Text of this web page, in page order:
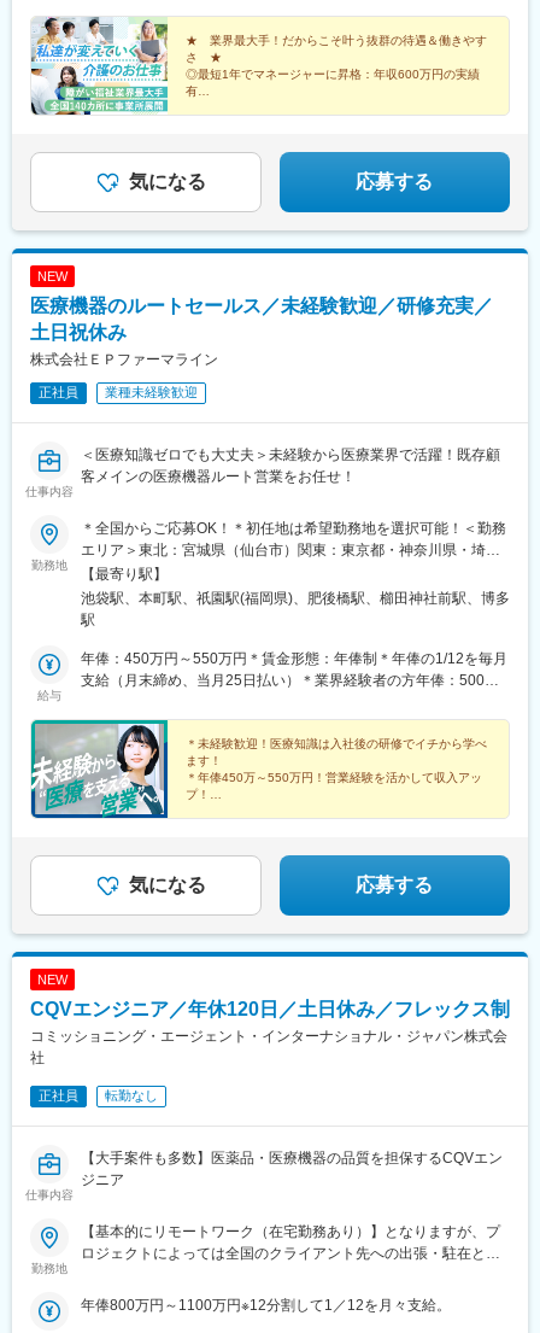
／徳島市／高松市／松山市／高知市・九州エリア：福岡市／糟屋
郡粕屋町／北九州市／久留米市／佐賀市／長崎市／熊本市／大分
市／宮崎市／鹿児島市／沖縄市※受動喫煙防止対策：敷地内禁煙※
駐車場あり！車、バイク、自転車などの通勤OK ※地域による※担
当するご利用者のご自宅へ訪問していただきます。※ご希望をお伺
良線)、天満橋駅、西宮駅、奈良駅、六十谷駅、新宮駅、鳥取駅、
松江駅、備前西市駅、東福山駅、比治山橋駅、幡生駅、阿波富田
駅、元山駅(香川県)、道後公園駅、知寄町二丁目駅、吉塚駅、柚須
駅、木屋瀬駅、西鉄久留米駅、佐賀駅、茂里町駅、健軍町駅、大
分駅、宮崎駅、天文館通駅、古島駅、南平岸駅、新津田沼駅、志
駅、西宮駅(ＪＲ線)、新大宮駅、南区役所前駅、道後温泉駅、馬出
九大病院前駅、新木屋瀬駅、スタジアムシティノース駅、いづろ
通駅、長野駅、丸の内駅(富山県)、呼続駅、市役所前駅(広島県)、
★ 業界最大手！だからこそ叶う抜群の待遇＆働きやす
さ ★
◎最短1年でマネージャーに昇格：年収600万円の実績
有
気になる 応募する
NEW
医療機器のルートセールス／未経験歓迎／研修充実／
土日祝休み
株式会社ＥＰファーマライン
正社員 業種未経験歓迎
仕事内容
＜医療知識ゼロでも大丈夫＞未経験から医療業界で活躍！既存顧
客メインの医療機器ルート営業をお任せ！
勤務地
＊全国からご応募OK！＊初任地は希望勤務地を選択可能！＜勤務
エリア＞東北：宮城県（仙台市）関東：東京都・神奈川県・埼玉
県・千葉県・栃木県・群馬県東海：愛知県・静岡県・岐阜県信
越：長野県（松本市）北陸：石川県（金沢市）関西：大阪府・兵
庫県中国：広島県四国：香川県（高松市）・愛媛県（松山市）九
県【東京本社】東京都豊島区西池袋3-27-12 池袋ウェストパーク
ビル＊各線「池袋駅」西口より徒歩5分【大阪オフィス】大阪府大
各線「本町駅」より徒歩1分【福岡オフィス】福岡県福岡市博多区
博多駅前2-19-24 大博センタービル6F＊JR・福岡市地下鉄各線
「博多駅」より徒歩5分
【最寄り駅】
池袋駅、本町駅、祇園駅(福岡県)、肥後橋駅、櫛田神社前駅、博多
駅
給与
年俸：450万円～550万円＊賃金形態：年俸制＊年俸の1/12を毎月
支給（月末締め、当月25日払い）＊業界経験者の方年俸：500万
＊未経験歓迎！医療知識は入社後の研修でイチから学べ
ます！
＊年俸450万～550万円！営業経験を活かして収入アッ
プ！
気になる 応募する
NEW
CQVエンジニア／年休120日／土日休み／フレックス制
コミッショニング・エージェント・インターナショナル・ジャパン株式会
社
正社員 転勤なし
仕事内容
【大手案件も多数】医薬品・医療機器の品質を担保するCQVエン
ジニア
勤務地
【基本的にリモートワーク（在宅勤務あり）】となりますが、プ
ロジェクトによっては全国のクライアント先への出張・駐在とな
慮の上決定いたします。
年俸800万円～1100万円※12分割して1／12を月々支給。